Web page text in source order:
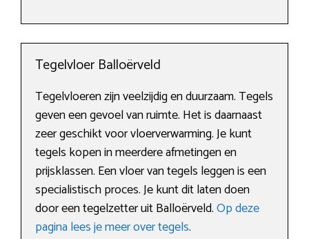
Tegelvloer Balloërveld
Tegelvloeren zijn veelzijdig en duurzaam. Tegels
geven een gevoel van ruimte. Het is daarnaast
zeer geschikt voor vloerverwarming. Je kunt
tegels kopen in meerdere afmetingen en
prijsklassen. Een vloer van tegels leggen is een
specialistisch proces. Je kunt dit laten doen
door een tegelzetter uit Balloërveld.Op deze
pagina lees je meer over tegels.